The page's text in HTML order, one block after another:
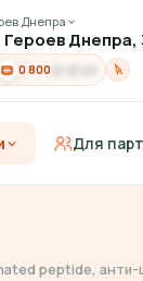
Днепра
Героев Днепра,
0 80021-91-03
Для
peptide,